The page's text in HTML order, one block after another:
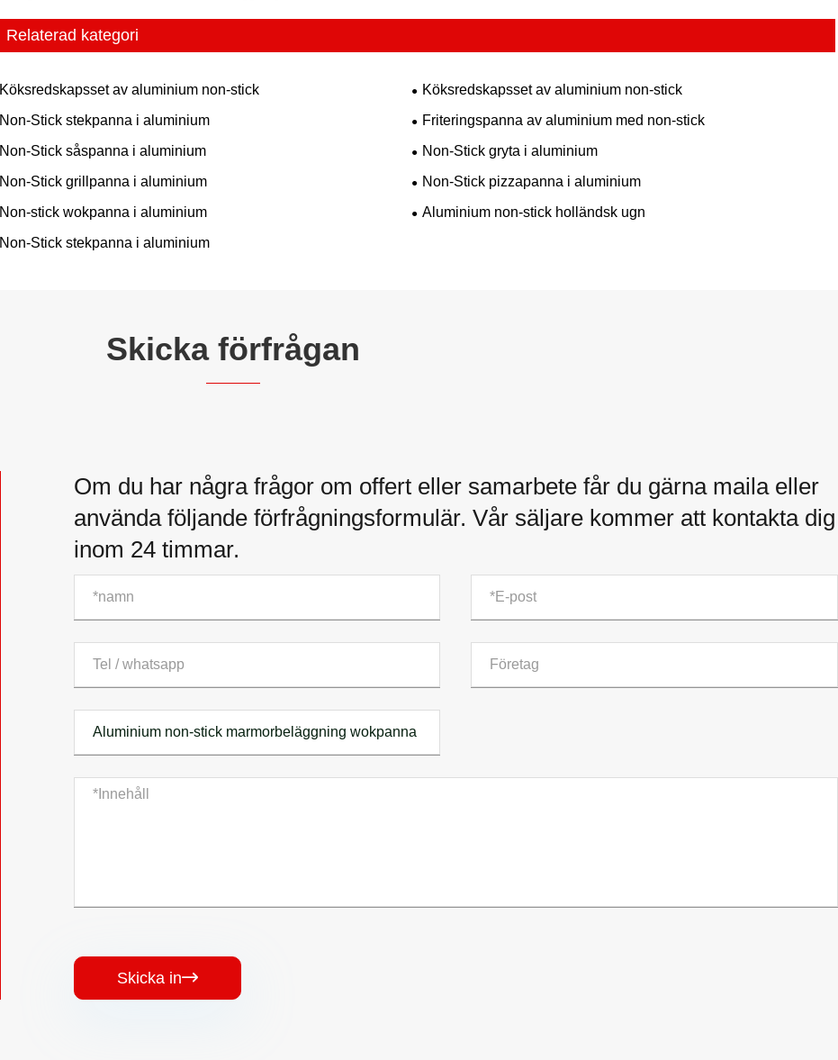
Relaterad kategori
Köksredskapsset av aluminium non-stick
Köksredskapsset av aluminium non-stick
Non-Stick stekpanna i aluminium
Friteringspanna av aluminium med non-stick
Non-Stick såspanna i aluminium
Non-Stick gryta i aluminium
Non-Stick grillpanna i aluminium
Non-Stick pizzapanna i aluminium
Non-stick wokpanna i aluminium
Aluminium non-stick holländsk ugn
Non-Stick stekpanna i aluminium
Skicka förfrågan
Om du har några frågor om offert eller samarbete får du gärna maila eller
använda följande förfrågningsformulär. Vår säljare kommer att kontakta dig
inom 24 timmar.
Skicka in